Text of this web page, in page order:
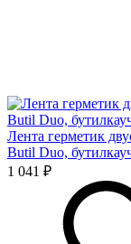
Лента герметик
Butil Duo,
1 041 ₽